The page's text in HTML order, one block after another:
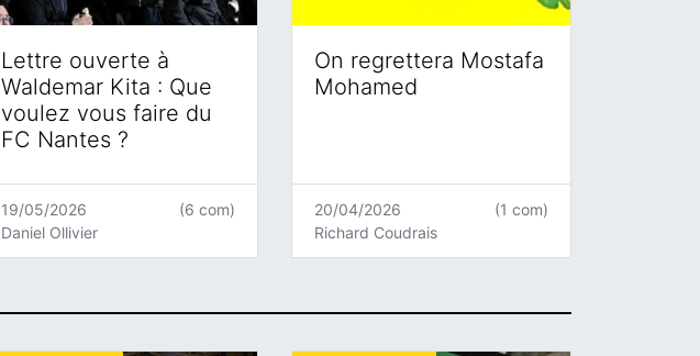
Lettre ouverte à
Waldemar Kita : Que
voulez vous faire du
FC Nantes ?
19/05/2026
Daniel Ollivier
(6 com)
On regrettera Mostafa
Mohamed
20/04/2026
Richard Coudrais
(1 com)